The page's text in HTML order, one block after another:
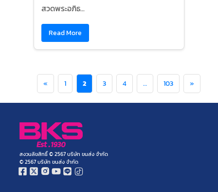
สวดพระอภิธ...
Read More
« 1 2 3 4 … 103 »
สงวนลิขสิทธิ์ © 2567 บริษัท ขนส่ง จำกัด
© 2567 บริษัท ขนส่ง จำกัด